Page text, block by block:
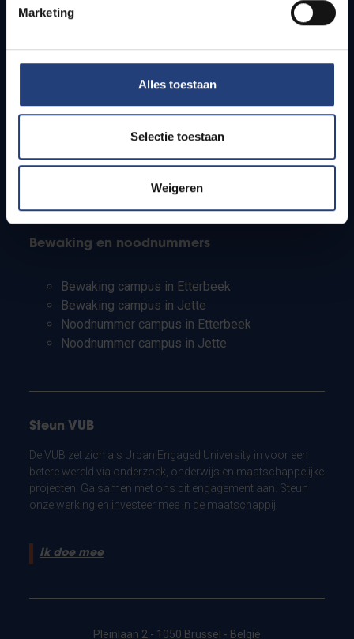
Marketing
Alles toestaan
Selectie toestaan
Weigeren
Studenten
PhD-studenten
Leerkrachten en secundaire scholen
Bewaking en noodnummers
Bewaking campus in Etterbeek
Bewaking campus in Jette
Noodnummer campus in Etterbeek
Noodnummer campus in Jette
Steun VUB
De VUB zet zich als Urban Engaged University in voor een
betere wereld via onderzoek, onderwijs en maatschappelijke
projecten. Ga samen met ons dit engagement aan. Steun
onze werking en investeer mee in de maatschappij.
Ik doe mee
Pleinlaan 2 - 1050 Brussel - België